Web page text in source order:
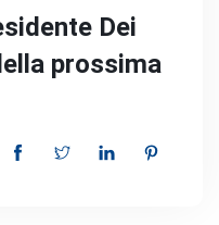
Dei
prossima